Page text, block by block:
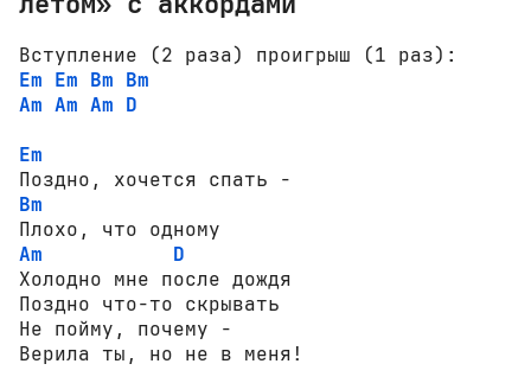
Em Em Bm Bm
Am Am Am D
Em
Bm
Am
D
Холодно мне после дождя
Поздно что-то скрывать
Не пойму, почему -
Верила ты, но не в меня!